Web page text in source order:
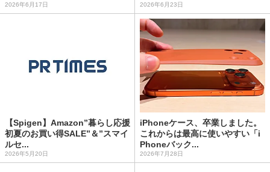
2026年6月17日 2026年6月23日
【Spigen】Amazon”暮らし応援
初夏のお買い得SALE”＆”スマイ
ルセ...
2026年5月20日
iPhoneケース、卒業しました。
これからは最高に使いやすい「i
Phoneバック...
2026年7月28日